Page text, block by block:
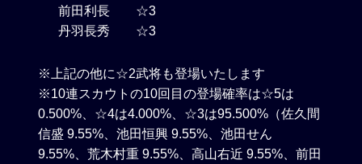
前田利長 ☆3
丹羽長秀 ☆3
※上記の他に☆2武将も登場いたします
※10連スカウトの10回目の登場確率は☆5は
0.500%、☆4は4.000%、☆3は95.500%（佐久間
信盛 9.55%、池田恒興 9.55%、池田せん
9.55%、荒木村重 9.55%、高山右近 9.55%、前田